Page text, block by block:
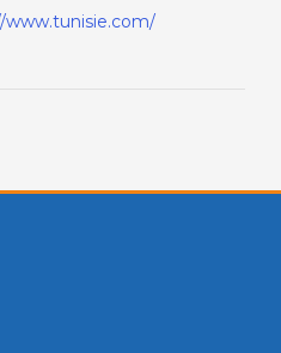
www.tunisie.com/